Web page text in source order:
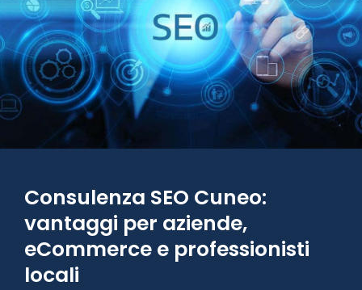
Consulenza SEO Cuneo:
vantaggi per aziende,
eCommerce e professionisti
locali